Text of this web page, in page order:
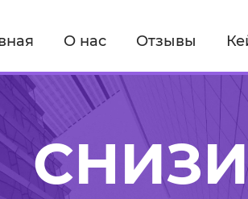
О нас Отзывы